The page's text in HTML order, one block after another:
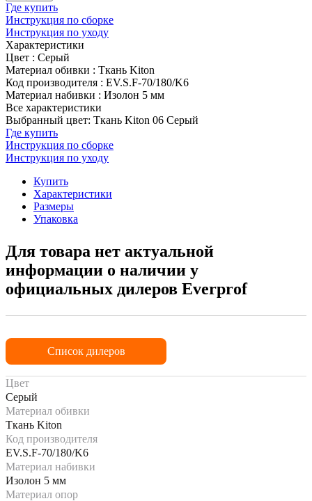
Где купить
Инструкция по сборке
Инструкция по уходу
Характеристики
Цвет : Серый
Материал обивки : Ткань Kiton
Код производителя : EV.S.F-70/180/K6
Материал набивки : Изолон 5 мм
Все характеристики
Выбранный цвет: Ткань Kiton 06 Серый
Где купить
Инструкция по сборке
Инструкция по уходу
Купить
Характеристики
Размеры
Упаковка
Для товара нет актуальной
информации о наличии у
официальных дилеров Everprof
Список дилеров
Цвет
Серый
Материал обивки
Ткань Kiton
Код производителя
EV.S.F-70/180/K6
Материал набивки
Изолон 5 мм
Материал опор